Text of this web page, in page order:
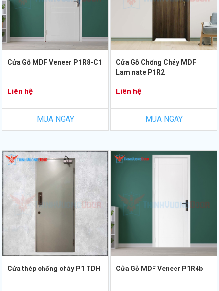
Cửa Gỗ MDF Veneer P1R8-C1
Liên hệ
MUA NGAY
Cửa Gỗ Chống Cháy MDF
Laminate P1R2
Liên hệ
MUA NGAY
Cửa thép chống cháy P1 TDH Cửa Gỗ MDF Veneer P1R4b